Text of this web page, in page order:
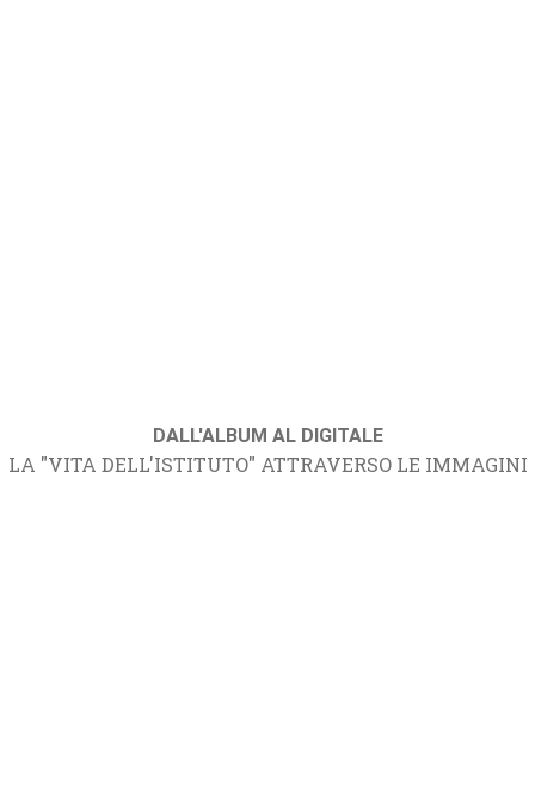
DALL'ALBUM AL DIGITALE
LA "VITA DELL'ISTITUTO" ATTRAVERSO LE IMMAGINI